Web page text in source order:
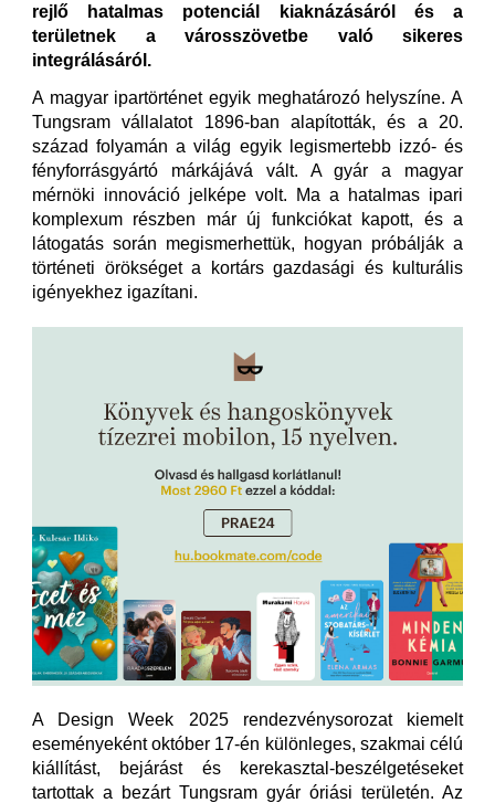
rejlő hatalmas potenciál kiaknázásáról és a
területnek a városszövetbe való sikeres
integrálásáról.
A magyar ipartörténet egyik meghatározó helyszíne. A
Tungsram vállalatot 1896-ban alapították, és a 20.
század folyamán a világ egyik legismertebb izzó- és
fényforrásgyártó márkájává vált. A gyár a magyar
mérnöki innováció jelképe volt. Ma a hatalmas ipari
komplexum részben már új funkciókat kapott, és a
látogatás során megismerhettük, hogyan próbálják a
történeti örökséget a kortárs gazdasági és kulturális
igényekhez igazítani.
A Design Week 2025 rendezvénysorozat kiemelt
eseményeként október 17-én különleges, szakmai célú
kiállítást, bejárást és kerekasztal-beszélgetéseket
tartottak a bezárt Tungsram gyár óriási területén. Az